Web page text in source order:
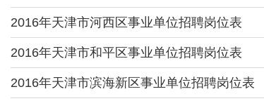
2016年天津市河西区事业单位招聘岗位表
2016年天津市和平区事业单位招聘岗位表
2016年天津市滨海新区事业单位招聘岗位表